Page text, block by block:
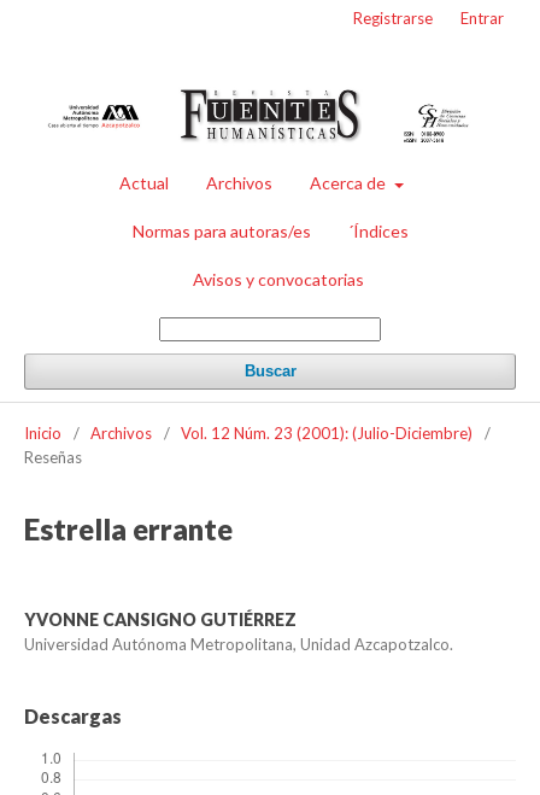
Actual Archivos Acerca de
Normas para autoras/es ´Índices
Avisos y convocatorias
Buscar
Registrarse Entrar
Inicio / Archivos / Vol. 12 Núm. 23 (2001): (Julio-Diciembre)
/
Reseñas
Estrella errante
YVONNE CANSIGNO GUTIÉRREZ
Universidad Autónoma Metropolitana, Unidad Azcapotzalco.
Descargas